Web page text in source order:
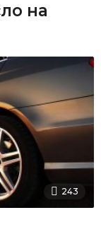
на
243